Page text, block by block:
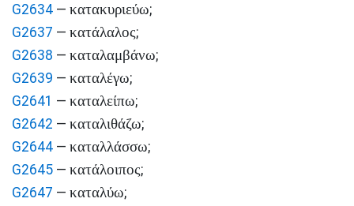
G2634 — κατακυριεύω;
G2637 — κατάλαλος;
G2638 — καταλαμβάνω;
G2639 — καταλέγω;
G2641 — καταλείπω;
G2642 — καταλιθάζω;
G2644 — καταλλάσσω;
G2645 — κατάλοιπος;
G2647 — καταλύω;